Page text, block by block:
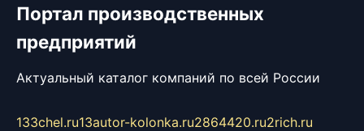
Портал производственных
предприятий
Актуальный каталог компаний по всей России
133chel.ru13autor-kolonka.ru2864420.ru2rich.ru